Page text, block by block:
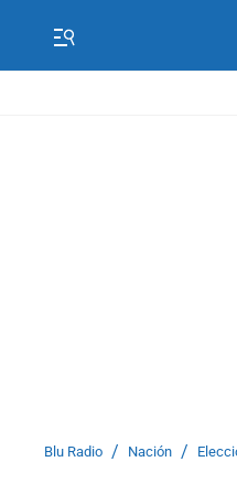
Blu Radio / Nación /